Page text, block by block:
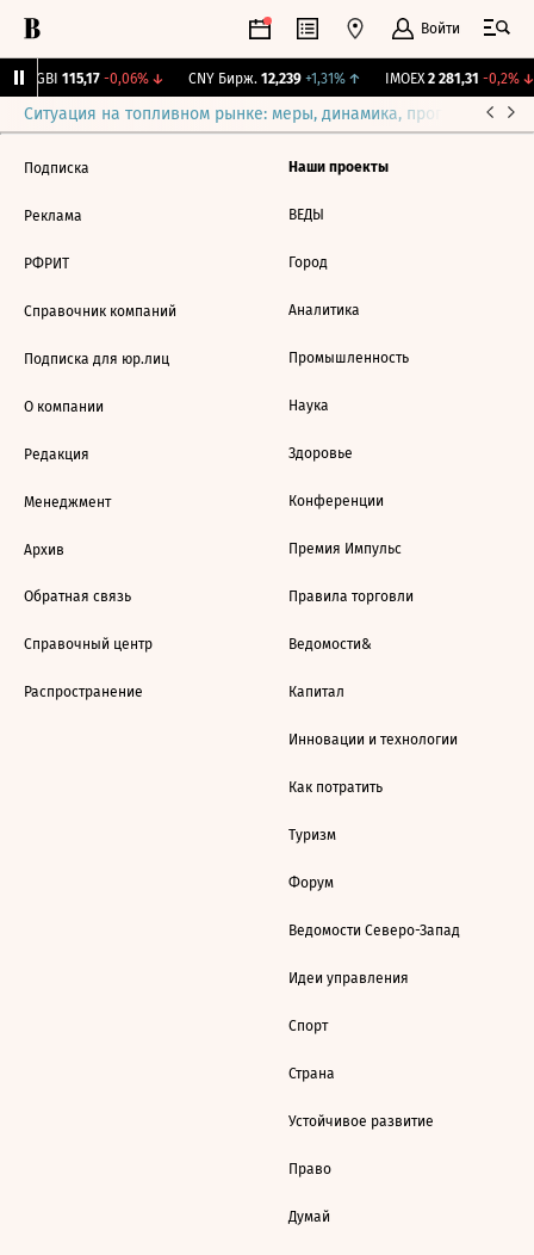
Войти
RGBI 115,17 -0,06%↓ CNY Бирж. 12,239 +1,31%↑ IMOEX 2 281,31 -0,2%↓
Ситуация на топливном рынке: меры, динамика, прогнозы
Подписка
Реклама
РФРИТ
Справочник компаний
Подписка для юр.лиц
О компании
Редакция
Менеджмент
Архив
Обратная связь
Справочный центр
Распространение
Наши проекты
ВЕДЫ
Город
Аналитика
Промышленность
Наука
Здоровье
Конференции
Премия Импульс
Правила торговли
Ведомости&
Капитал
Инновации и технологии
Как потратить
Туризм
Форум
Ведомости Северо-Запад
Идеи управления
Спорт
Страна
Устойчивое развитие
Право
Думай